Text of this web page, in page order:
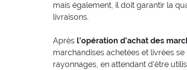
mais également, il doit garantir la
livraisons.
Après l’opération d’achat des
marchandises achetées et livrées
rayonnages, en attendant d’être